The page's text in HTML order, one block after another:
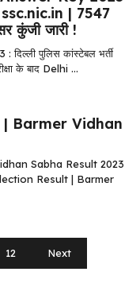
| 7547
कुंजी जारी !
पुलिस कांस्टेबल भर्ती
के बाद Delhi ...
| Barmer Vidhan
Vidhan Sabha Result 2023
Election Result | Barmer
12 Next